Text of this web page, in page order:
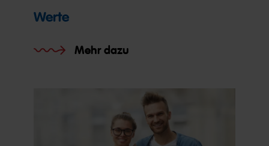
Werte
Mehr dazu